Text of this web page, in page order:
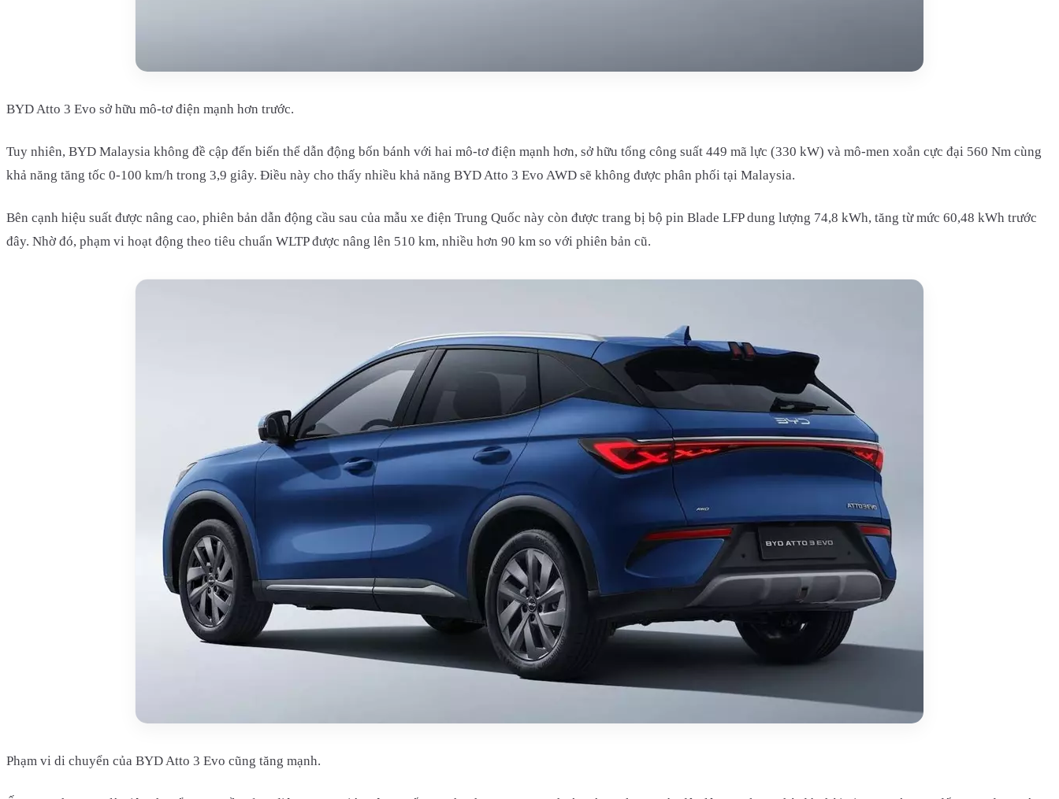
BYD Atto 3 Evo sở hữu mô-tơ điện mạnh hơn trước.
Tuy nhiên, BYD Malaysia không đề cập đến biến thể dẫn động bốn bánh với hai mô-tơ điện mạnh hơn, sở hữu tổng công suất 449 mã lực (330 kW) và mô-men xoắn cực đại 560 Nm cùng
khả năng tăng tốc 0-100 km/h trong 3,9 giây. Điều này cho thấy nhiều khả năng BYD Atto 3 Evo AWD sẽ không được phân phối tại Malaysia.
Bên cạnh hiệu suất được nâng cao, phiên bản dẫn động cầu sau của mẫu xe điện Trung Quốc này còn được trang bị bộ pin Blade LFP dung lượng 74,8 kWh, tăng từ mức 60,48 kWh trước
đây. Nhờ đó, phạm vi hoạt động theo tiêu chuẩn WLTP được nâng lên 510 km, nhiều hơn 90 km so với phiên bản cũ.
Phạm vi di chuyển của BYD Atto 3 Evo cũng tăng mạnh.